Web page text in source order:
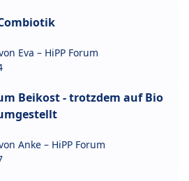
Eva – HiPP Forum
Beikost - trotzdem auf Bio
Anke – HiPP Forum